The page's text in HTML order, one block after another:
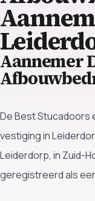
Aannemer
De Best Stucadoors
vestiging in
Leiderdorp, in Zuid-
geregistreerd als